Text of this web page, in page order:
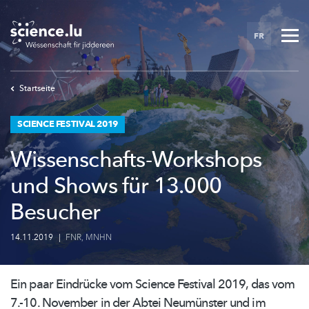
Skip
main
content
FR
Startseite
SCIENCE FESTIVAL 2019
Wissenschafts-Workshops
und Shows für 13.000
Besucher
14.11.2019 | FNR, MNHN
Ein paar Eindrücke vom Science Festival 2019, das vom
7.-10. November in der Abtei Neumünster und im